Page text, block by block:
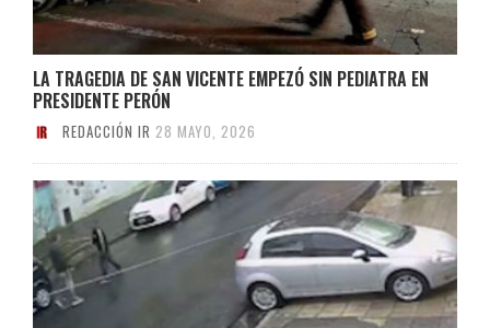
LA TRAGEDIA DE SAN VICENTE EMPEZÓ SIN PEDIATRA EN
PRESIDENTE PERÓN
REDACCIÓN IR 28 MAYO, 2026